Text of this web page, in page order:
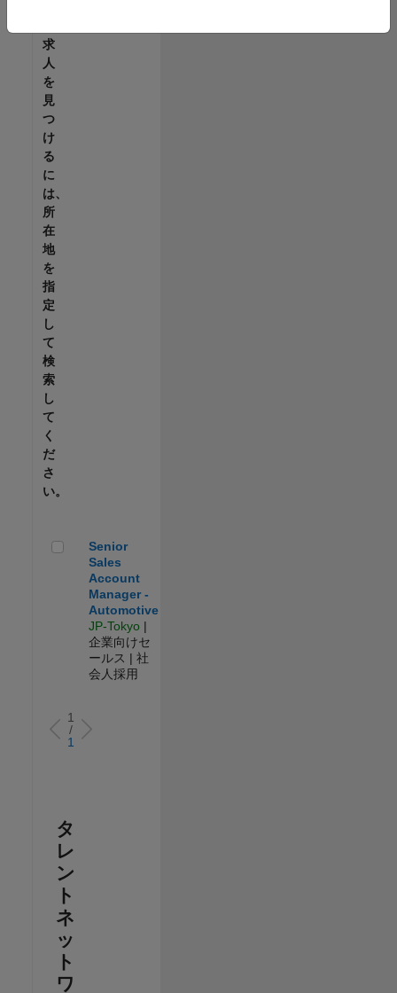
求
人
を
見
つ
け
る
に
は、
所
在
地
を
指
定
し
て
検
索
し
て
く
だ
さ
い。
Senior Sales Account Manager - Automotive
Senior
Sales
Account
Manager -
Automotive
JP-Tokyo |
企業向けセ
ールス | 社
会人採用
1
/
1
タ
レ
ン
ト
ネ
ッ
ト
ワ